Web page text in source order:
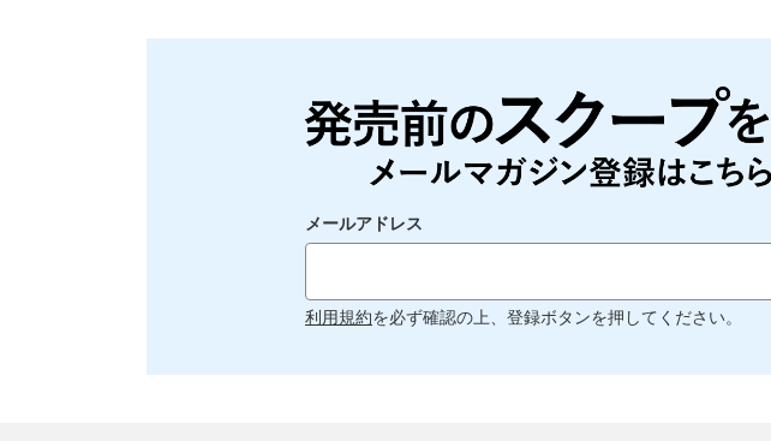
メールアドレス
利用規約を必ず確認の上、登録ボタンを押してください。